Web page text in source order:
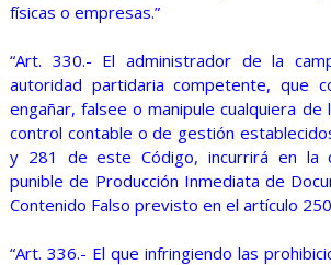
físicas o empresas.”
“Art. 330.- El administrador de la
autoridad partidaria competente, que
engañar, falsee o manipule cualquiera
control contable o de gestión
y 281 de este Código, incurrirá en la
punible de Producción Inmediata de
Contenido Falso previsto en el artículo
“Art. 336.- El que infringiendo las